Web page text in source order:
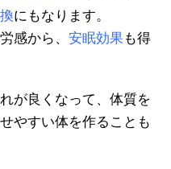
にもなります。
感から、 安眠効果 も得
が良くなって、体質を
やすい体を作ることも